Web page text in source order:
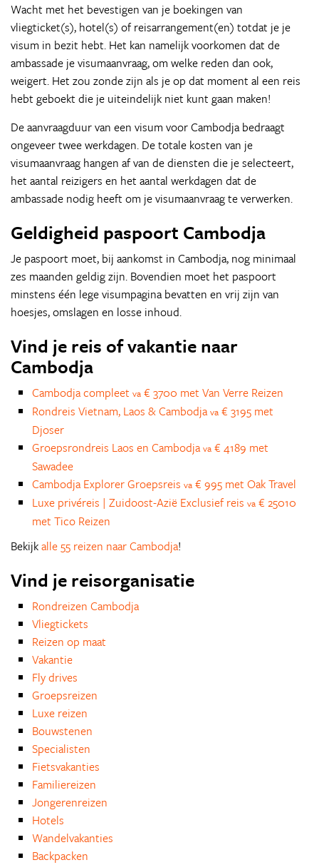
Wacht met het bevestigen van je boekingen van
vliegticket(s), hotel(s) of reisarrangement(en) totdat je je
visum in bezit hebt. Het kan namelijk voorkomen dat de
ambassade je visumaanvraag, om welke reden dan ook,
weigert. Het zou zonde zijn als je op dat moment al een reis
hebt geboekt die je uiteindelijk niet kunt gaan maken!
De aanvraagduur van een visum voor Cambodja bedraagt
ongeveer twee werkdagen. De totale kosten van je
visumaanvraag hangen af van de diensten die je selecteert,
het aantal reizigers en het aantal werkdagen dat de
ambassade nodig heeft om je visumaanvraag te verwerken.
Geldigheid paspoort Cambodja
Je paspoort moet, bij aankomst in Cambodja, nog minimaal
zes maanden geldig zijn. Bovendien moet het paspoort
minstens één lege visumpagina bevatten en vrij zijn van
hoesjes, omslagen en losse inhoud.
Vind je reis of vakantie naar
Cambodja
Cambodja compleet va € 3700 met Van Verre Reizen
Rondreis Vietnam, Laos & Cambodja va € 3195 met
Djoser
Groepsrondreis Laos en Cambodja va € 4189 met
Sawadee
Cambodja Explorer Groepsreis va € 995 met Oak Travel
Luxe privéreis | Zuidoost-Azië Exclusief reis va € 25010
met Tico Reizen
Bekijkalle 55 reizen naar Cambodja!
Vind je reisorganisatie
Rondreizen Cambodja
Vliegtickets
Reizen op maat
Vakantie
Fly drives
Groepsreizen
Luxe reizen
Bouwstenen
Specialisten
Fietsvakanties
Familiereizen
Jongerenreizen
Hotels
Wandelvakanties
Backpacken